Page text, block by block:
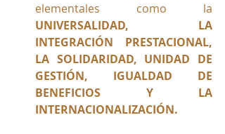
UNIVERSALIDAD, LA
INTEGRACIÓN PRESTACIONAL,
LA SOLIDARIDAD, UNIDAD DE
GESTIÓN, IGUALDAD DE
BENEFICIOS Y LA
INTERNACIONALIZACIÓN.